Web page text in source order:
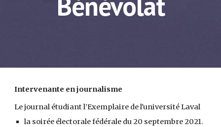
Intervenante en journalisme
Le journal étudiant l’Exemplaire de l'université Laval
la soirée électorale fédérale du 20 septembre 2021.